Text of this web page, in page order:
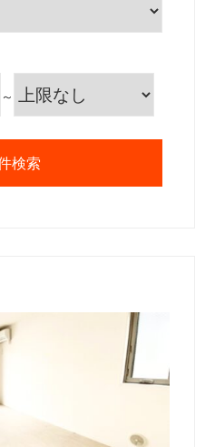
～